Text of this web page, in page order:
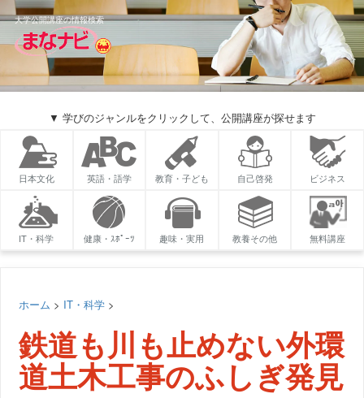
大学公開講座の情報検索
▼ 学びのジャンルをクリックして、公開講座が探せます
日本文化 英語・語学 教育・子ども 自己啓発 ビジネス
IT・科学 健康・ｽﾎﾟｰﾂ 趣味・実用 教養その他 無料講座
ホーム > IT・科学 >
鉄道も川も止めない外環
道土木工事のふしぎ発見